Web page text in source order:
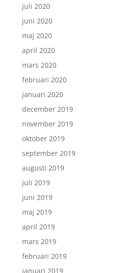
juli 2020
juni 2020
maj 2020
april 2020
mars 2020
februari 2020
januari 2020
december 2019
november 2019
oktober 2019
september 2019
augusti 2019
juli 2019
juni 2019
maj 2019
april 2019
mars 2019
februari 2019
januari 2019